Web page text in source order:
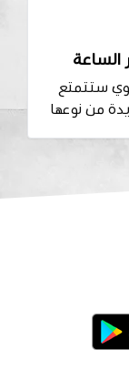
الساعة
ستتمتع
من نوعها